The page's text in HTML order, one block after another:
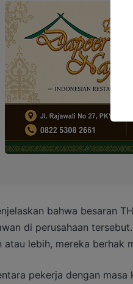
bahwa besaran
di perusahaan
atau lebih, mereka berhak
pekerja dengan